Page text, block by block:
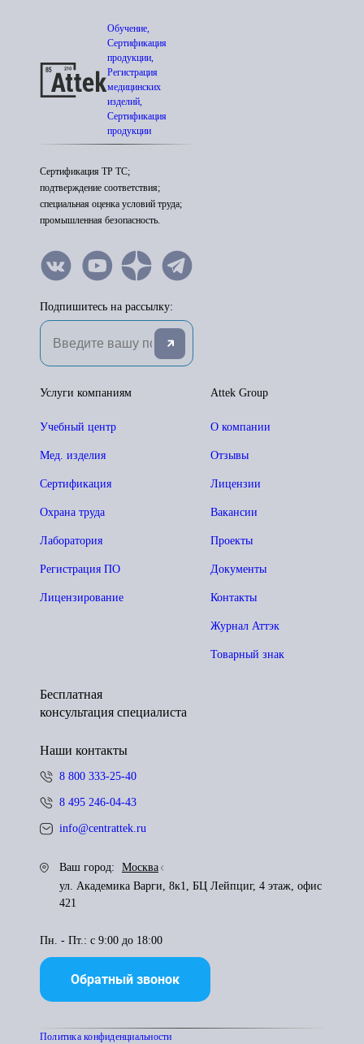
Обучение,
Сертификация
продукции,
Регистрация
медицинских
изделий,
Сертификация
продукции
Сертификация ТР ТС;
подтверждение соответствия;
специальная оценка условий труда;
промышленная безопасность.
Подпишитесь на рассылку:
Attek Group
О компании
Отзывы
Лицензии
Вакансии
Проекты
Документы
Контакты
Журнал Аттэк
Товарный знак
Услуги компаниям
Учебный центр
Мед. изделия
Сертификация
Охрана труда
Лаборатория
Регистрация ПО
Лицензирование
Бесплатная
консультация специалиста
Наши контакты
8 800 333-25-40
8 495 246-04-43
info@centrattek.ru
Ваш город:
Москва
ул. Академика Варги, 8к1, БЦ Лейпциг, 4 этаж, офис
421
Пн. - Пт.: с 9:00 до 18:00
Обратный звонок
Политика конфиденциальности